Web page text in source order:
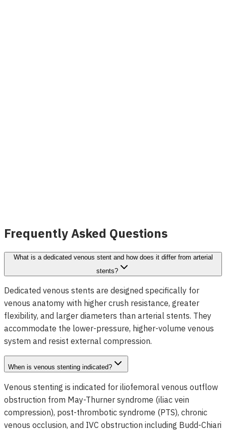
Frequently Asked Questions
What is a dedicated venous stent and how does it differ from arterial
stents?
Dedicated venous stents are designed specifically for
venous anatomy with higher crush resistance, greater
flexibility, and larger diameters than arterial stents. They
accommodate the lower-pressure, higher-volume venous
system and resist external compression.
When is venous stenting indicated?
Venous stenting is indicated for iliofemoral venous outflow
obstruction from May-Thurner syndrome (iliac vein
compression), post-thrombotic syndrome (PTS), chronic
venous occlusion, and IVC obstruction including Budd-Chiari